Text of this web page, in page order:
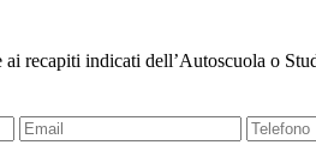
recapiti indicati dell’Autoscuola o